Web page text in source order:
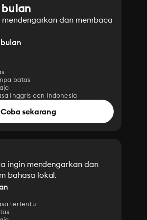
dan membaca
batas
Inggris dan Indonesia
Coba sekarang
ingin mendengarkan dan
bahasa lokal.
tertentu